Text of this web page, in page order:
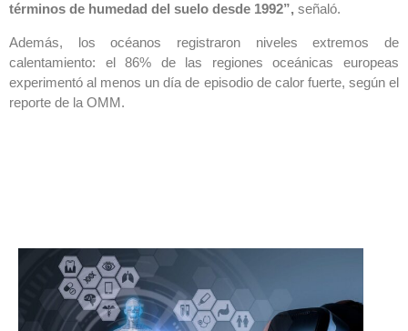
términos de humedad del suelo desde 1992”, señaló.
Además, los océanos registraron niveles extremos de
calentamiento: el 86% de las regiones oceánicas europeas
experimentó al menos un día de episodio de calor fuerte, según el
reporte de la OMM.